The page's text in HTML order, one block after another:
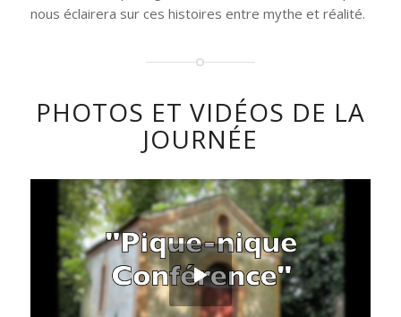
nous éclairera sur ces histoires entre mythe et réalité.
PHOTOS ET VIDÉOS DE LA
JOURNÉE